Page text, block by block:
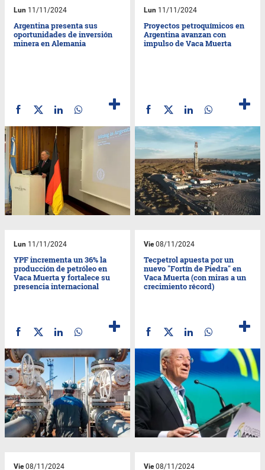
Lun 11/11/2024
Argentina presenta sus
oportunidades de inversión
minera en Alemania
Lun 11/11/2024
Proyectos petroquímicos en
Argentina avanzan con
impulso de Vaca Muerta
Lun 11/11/2024
YPF incrementa un 36% la
producción de petróleo en
Vaca Muerta y fortalece su
presencia internacional
Vie08/11/2024
Tecpetrol apuesta por un
nuevo "Fortín de Piedra" en
Vaca Muerta (con miras a un
crecimiento récord)
Vie08/11/2024 Vie08/11/2024